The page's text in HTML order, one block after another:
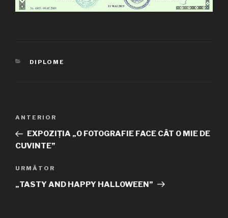
CATEGORII
DIPLOME
Navigare
articole
Articolul
anterior
ANTERIOR
EXPOZIȚIA „O FOTOGRAFIE FACE CÂT O MIE DE
CUVINTE”
Articolul
următor
URMĂTOR
„TASTY AND HAPPY HALLOWEEN”